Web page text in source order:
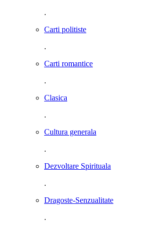
.
Carti politiste
.
Carti romantice
.
Clasica
.
Cultura generala
.
Dezvoltare Spirituala
.
Dragoste-Senzualitate
.